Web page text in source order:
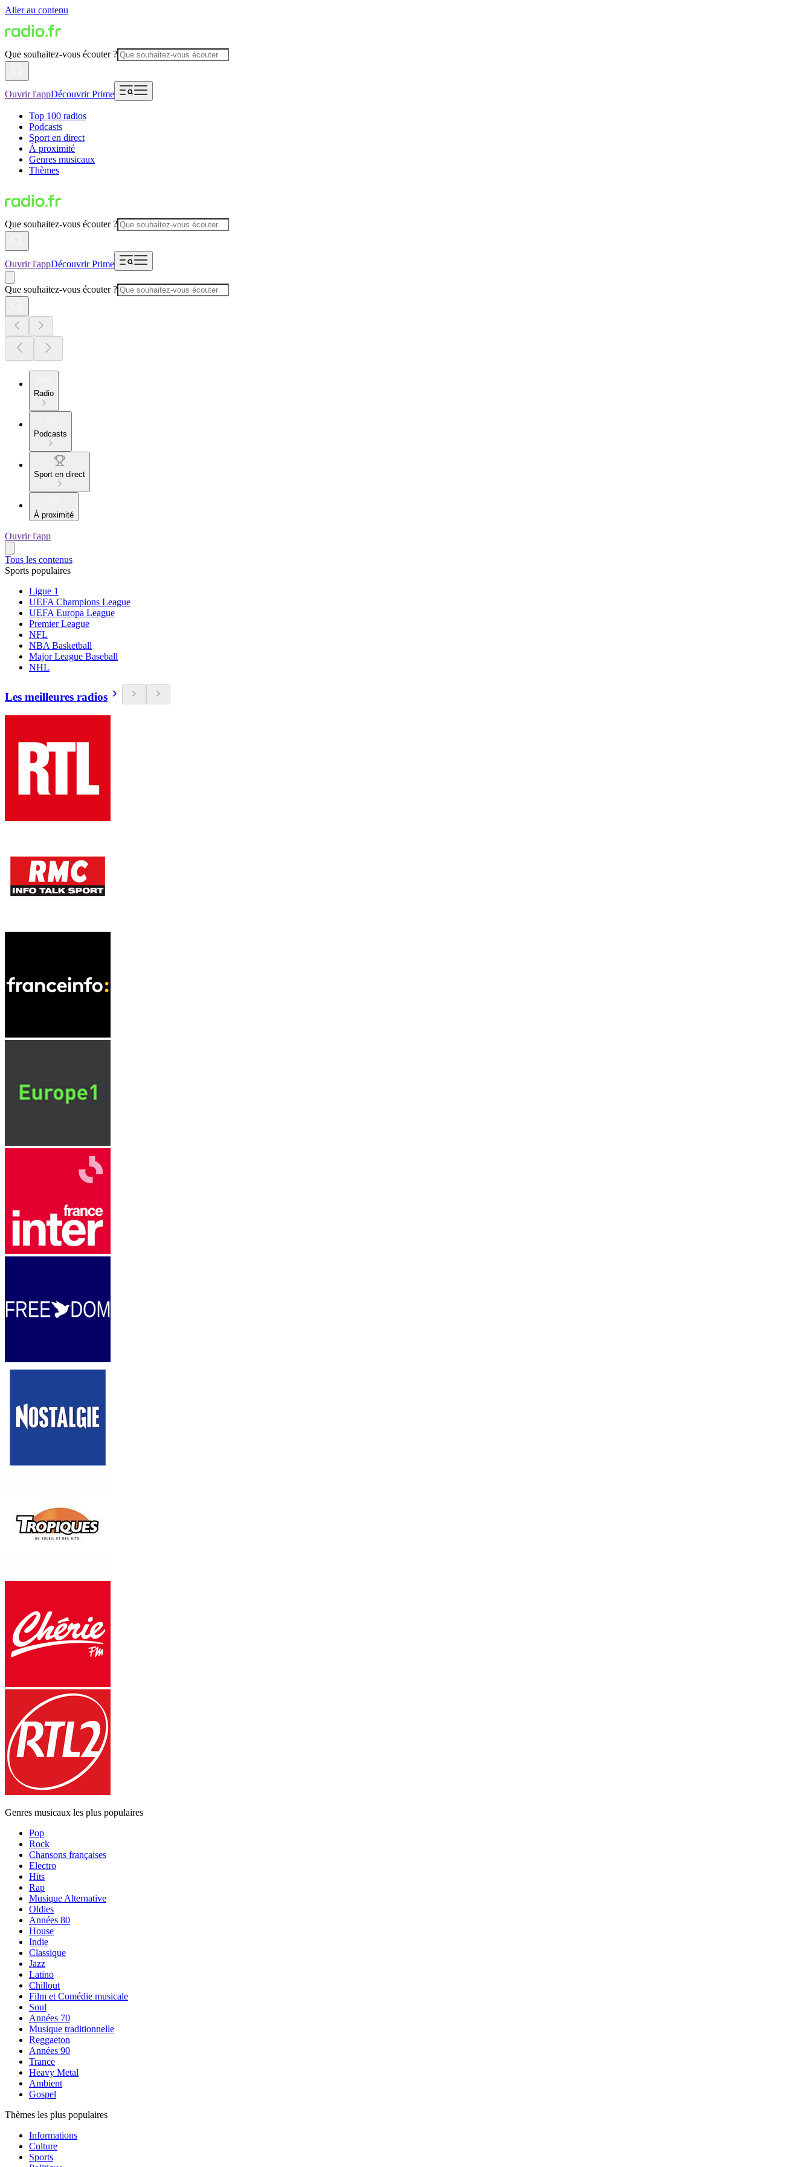
Aller au contenu
Que souhaitez-vous écouter ?
Ouvrir l'appDécouvrir Prime
Top 100 radios
Podcasts
Sport en direct
À proximité
Genres musicaux
Thèmes
Que souhaitez-vous écouter ?
Ouvrir l'appDécouvrir Prime
Que souhaitez-vous écouter ?
Radio
Podcasts
Sport en direct
À proximité
Ouvrir l'app
Tous les contenus
Sports populaires
Ligue 1
UEFA Champions League
UEFA Europa League
Premier League
NFL
NBA Basketball
Major League Baseball
NHL
Les meilleures radios
Genres musicaux les plus populaires
Pop
Rock
Chansons françaises
Electro
Hits
Rap
Musique Alternative
Oldies
Années 80
House
Indie
Classique
Jazz
Latino
Chillout
Film et Comédie musicale
Soul
Années 70
Musique traditionnelle
Reggaeton
Années 90
Trance
Heavy Metal
Ambient
Gospel
Thèmes les plus populaires
Informations
Culture
Sports